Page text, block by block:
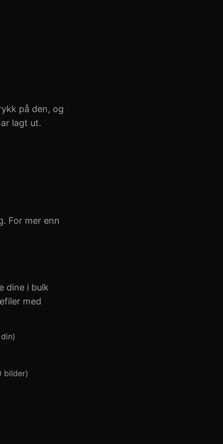
på den, og
lagt ut.
For mer enn
dine i bulk
med
bilder)